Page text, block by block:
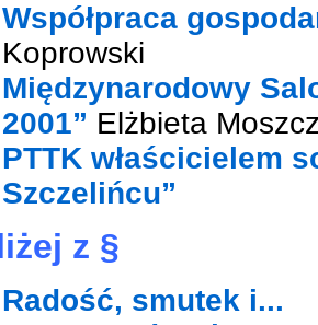
Współpraca
Koprowski
Międzynarodowy
2001” Elżbieta
PTTK właścicielem
Szczelińcu”
z §
Radość, smutek i...